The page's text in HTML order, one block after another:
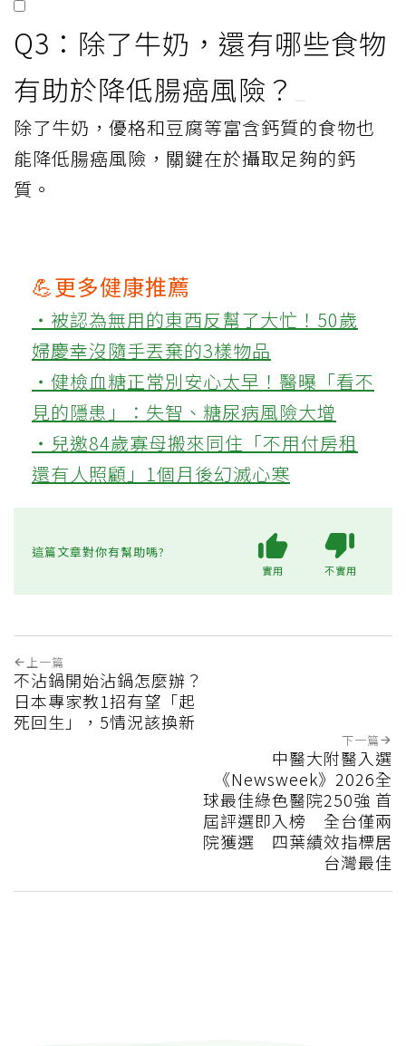
Q3：除了牛奶，還有哪些食物
有助於降低腸癌風險？
除了牛奶，優格和豆腐等富含鈣質的食物也
能降低腸癌風險，關鍵在於攝取足夠的鈣
質。
💪更多健康推薦
‧被認為無用的東西反幫了大忙！50歲
婦慶幸沒隨手丟棄的3樣物品
‧健檢血糖正常別安心太早！醫曝「看不
見的隱患」：失智、糖尿病風險大增
‧兒邀84歲寡母搬來同住「不用付房租
還有人照顧」1個月後幻滅心寒
這篇文章對你有幫助嗎?
實用 不實用
上一篇
不沾鍋開始沾鍋怎麼辦？
日本專家教1招有望「起
死回生」，5情況該換新
下一篇
中醫大附醫入選
《Newsweek》2026全
球最佳綠色醫院250強 首
屆評選即入榜 全台僅兩
院獲選 四葉績效指標居
台灣最佳